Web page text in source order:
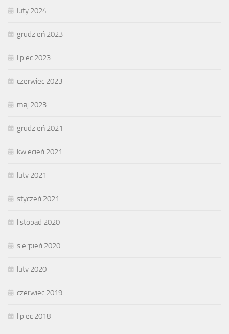
luty 2024
grudzień 2023
lipiec 2023
czerwiec 2023
maj 2023
grudzień 2021
kwiecień 2021
luty 2021
styczeń 2021
listopad 2020
sierpień 2020
luty 2020
czerwiec 2019
lipiec 2018